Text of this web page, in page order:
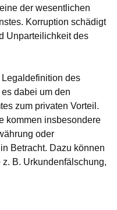
der wesentlichen
Korruption schädigt
Unparteilichkeit des
des
dabei um den
zum privaten Vorteil.
kommen insbesondere
oder
Betracht. Dazu können
B. Urkundenfälschung,